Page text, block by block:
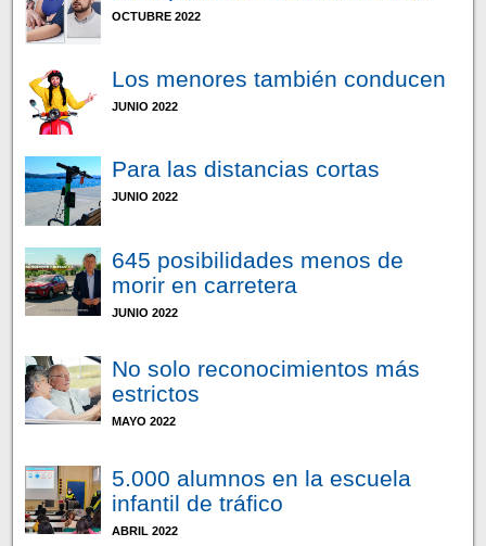
OCTUBRE 2022
Los menores también conducen
JUNIO 2022
Para las distancias cortas
JUNIO 2022
645 posibilidades menos de
morir en carretera
JUNIO 2022
No solo reconocimientos más
estrictos
MAYO 2022
5.000 alumnos en la escuela
infantil de tráfico
ABRIL 2022